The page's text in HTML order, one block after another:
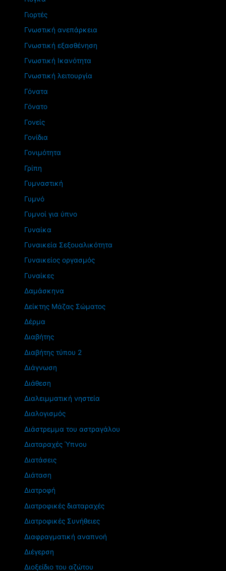
Γιορτές
Γνωστική ανεπάρκεια
Γνωστική εξασθένηση
Γνωστική Ικανότητα
Γνωστική λειτουργία
Γόνατα
Γόνατο
Γονείς
Γονίδια
Γονιμότητα
Γρίπη
Γυμναστική
Γυμνό
Γυμνοί για ύπνο
Γυναίκα
Γυναικεία Σεξουαλικότητα
Γυναικείος οργασμός
Γυναίκες
Δαμάσκηνα
Δείκτης Μάζας Σώματος
Δέρμα
Διαβήτης
Διαβήτης τύπου 2
Διάγνωση
Διάθεση
Διαλειμματική νηστεία
Διαλογισμός
Διάστρεμμα του αστραγάλου
Διαταραχές Ύπνου
Διατάσεις
Διάταση
Διατροφή
Διατροφικές διαταραχές
Διατροφικές Συνήθειες
Διαφραγματική αναπνοή
Διέγερση
Διοξείδιο του αζώτου